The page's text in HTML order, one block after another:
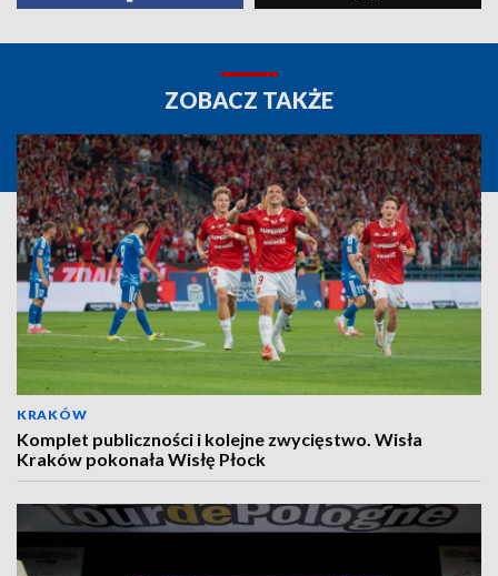
ZOBACZ TAKŻE
KRAKÓW
Komplet publiczności i kolejne zwycięstwo. Wisła
Kraków pokonała Wisłę Płock